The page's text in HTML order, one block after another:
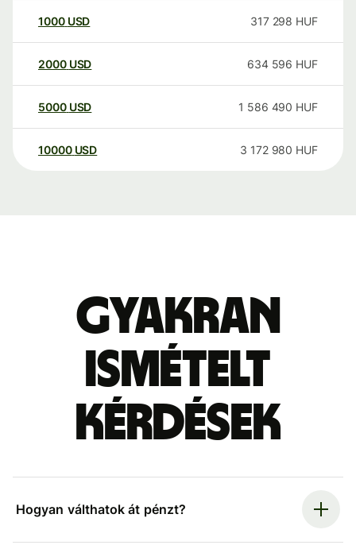
1000 USD 317 298 HUF
2000 USD 634 596 HUF
5000 USD 1 586 490 HUF
10000 USD 3 172 980 HUF
Gyakran
ismételt
kérdések
Hogyan válthatok át pénzt?